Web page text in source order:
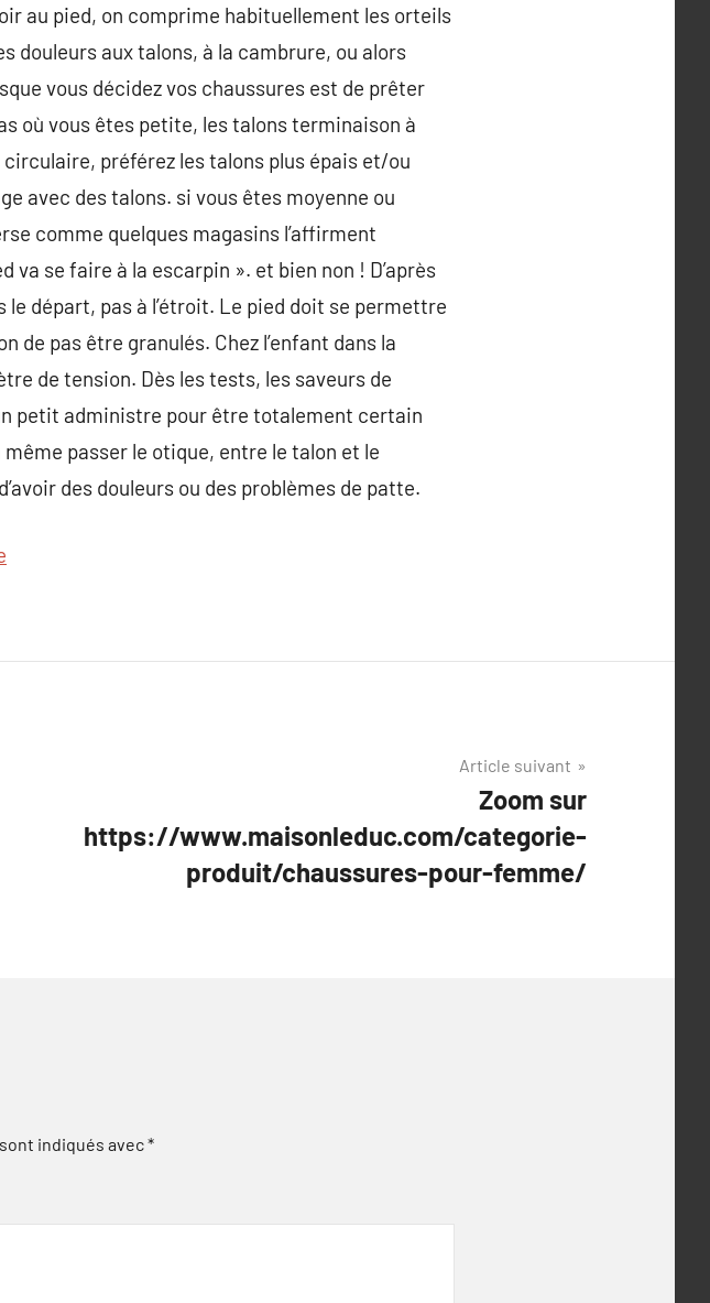
au pied, on comprime habituellement les orteils
douleurs aux talons, à la cambrure, ou alors
vous décidez vos chaussures est de prêter
où vous êtes petite, les talons terminaison à
préférez les talons plus épais et/ou
avec des talons. si vous êtes moyenne ou
comme quelques magasins l’affirment
se faire à la escarpin ». et bien non ! D’après
départ, pas à l’étroit. Le pied doit se permettre
pas être granulés. Chez l’enfant dans la
de tension. Dès les tests, les saveurs de
petit administre pour être totalement certain
passer le otique, entre le talon et le
des douleurs ou des problèmes de patte.
Article suivant
Zoom sur
https://www.maisonleduc.com/categorie-
produit/chaussures-pour-femme/
indiqués avec*